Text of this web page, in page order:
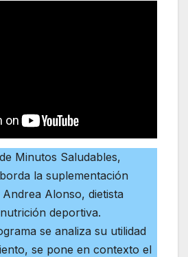
Minutos Saludables,
la suplementación
Alonso, dietista
deportiva.
se analiza su utilidad
se pone en contexto el